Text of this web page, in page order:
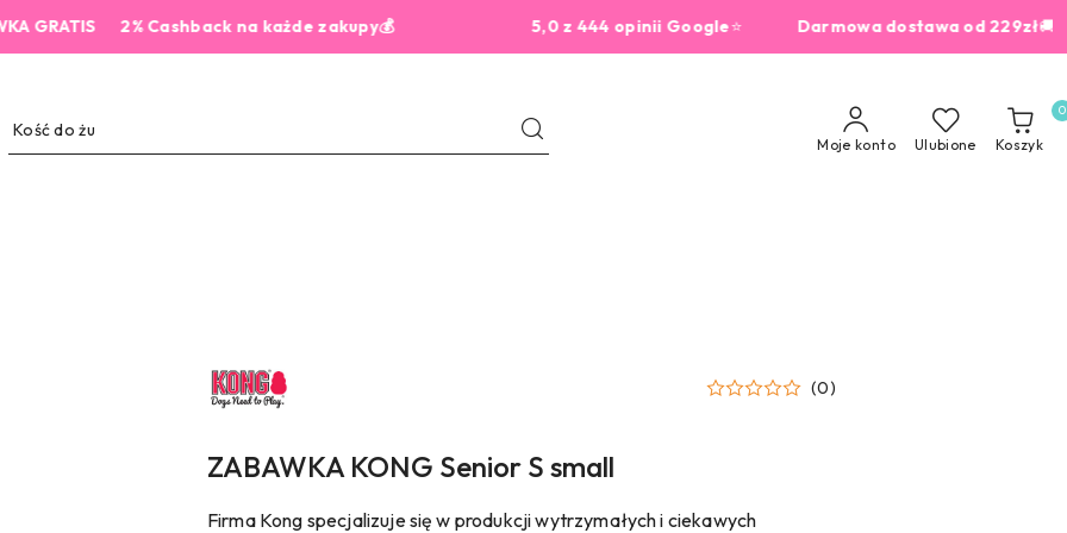
2% Cashback na każde zakupy💰 5,0 z 444 opinii Google⭐ Darmowa dostawa od 229zł🚚
Moje konto Ulubione Koszyk
0
PRODUCENTA:
KONG (0)
ZABAWKA KONG Senior S small
Firma Kong specjalizuje się w produkcji wytrzymałych i ciekawych